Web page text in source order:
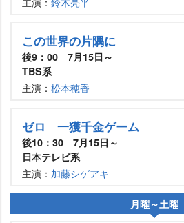
この世界の片隅に
後9：00 7月15日～
TBS系
主演： 松本穂香
ゼロ 一獲千金ゲーム
後10：30 7月15日～
日本テレビ系
主演： 加藤シゲアキ
月曜～土曜